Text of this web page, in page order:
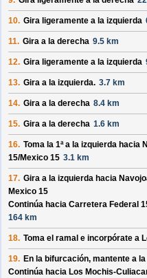
10. Gira ligeramente a la izquierda
11. Gira a la derecha 9.5 km
12. Gira ligeramente a la izquierda
13. Gira a la izquierda. 3.7 km
14. Gira a la derecha 8.4 km
15. Gira a la derecha 1.6 km
16. Toma la 1ª a la izquierda hacia
15/Mexico 15 3.1 km
17. Gira a la izquierda hacia
Mexico 15
Continúa hacia Carretera Federal
164 km
18. Toma el ramal e incorpórate a
19. En la bifurcación, mantente a
Continúa hacia Los Mochis-